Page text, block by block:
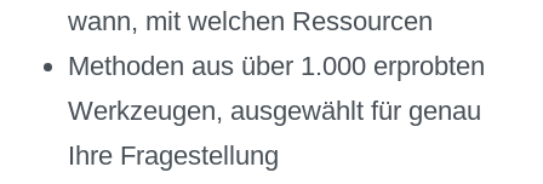
wann, mit welchen Ressourcen
Methoden aus über 1.000 erprobten
Werkzeugen, ausgewählt für genau
Ihre Fragestellung